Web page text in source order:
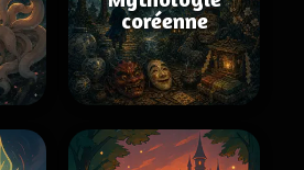
coréenne